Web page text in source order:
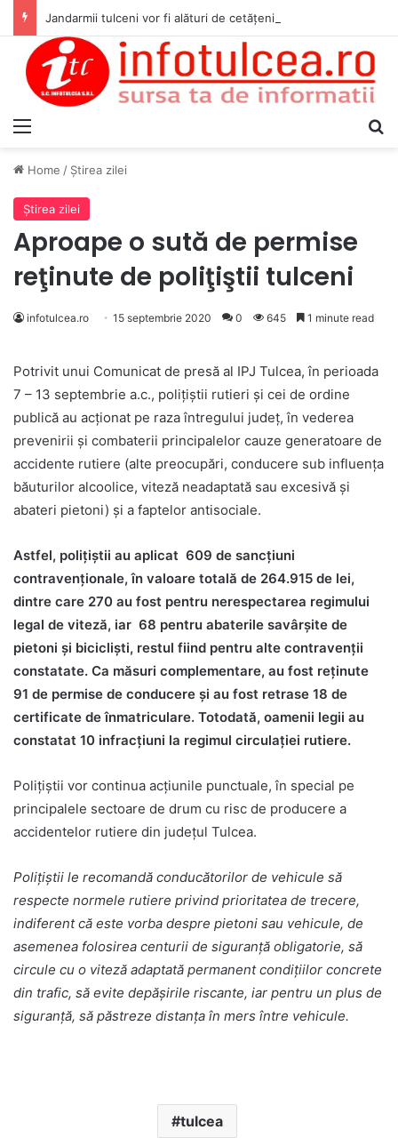
Home / Ştirea zilei
Ştirea zilei
Aproape o sută de permise
reţinute de poliţiştii tulceni
infotulcea.ro 15 septembrie 2020 0 645 1 minute read
Potrivit unui Comunicat de presă al IPJ Tulcea, în perioada
7 – 13 septembrie a.c., polițiștii rutieri și cei de ordine
publică au acționat pe raza întregului județ, în vederea
prevenirii și combaterii principalelor cauze generatoare de
accidente rutiere (alte preocupări, conducere sub influența
băuturilor alcoolice, viteză neadaptată sau excesivă și
abateri pietoni) și a faptelor antisociale.
Astfel, polițiștii au aplicat 609 de sancțiuni
contravenționale, în valoare totală de 264.915 de lei,
dintre care 270 au fost pentru nerespectarea regimului
legal de viteză, iar 68 pentru abaterile savârșite de
pietoni și bicicliști, restul fiind pentru alte contravenții
constatate. Ca măsuri complementare, au fost reținute
91 de permise de conducere și au fost retrase 18 de
certificate de înmatriculare. Totodată, oamenii legii au
constatat 10 infracțiuni la regimul circulației rutiere.
Polițiștii vor continua acțiunile punctuale, în special pe
principalele sectoare de drum cu risc de producere a
accidentelor rutiere din județul Tulcea.
Poliţiştii le recomandă conducătorilor de vehicule să
respecte normele rutiere privind prioritatea de trecere,
indiferent că este vorba despre pietoni sau vehicule, de
asemenea folosirea centurii de siguranță obligatorie, să
circule cu o viteză adaptată permanent condiţiilor concrete
din trafic, să evite depăşirile riscante, iar pentru un plus de
siguranţă, să păstreze distanţa în mers între vehicule.
tulcea